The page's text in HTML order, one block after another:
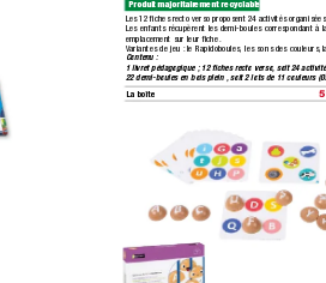
Produit majoritairement recyclable.
Les 12 ﬁches recto verso proposent 24 activités
Les enfants récupèrent les demi-boules correspondant
emplacement sur leur ﬁche.
Variantes de jeu : le Rapidoboules, les sons des couleurs,
Contenu :
1 livret pédagogique ; 12 ﬁches recto verso, soit 24
22 demi-boules en bois plein , soit 2 lots de 11 couleurs
La boîte